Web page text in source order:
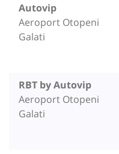
Autovip
Aeroport Otopeni
Galati
RBT by Autovip
Aeroport Otopeni
Galati